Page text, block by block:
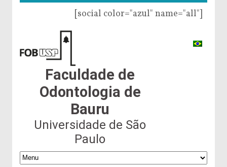
[social color="azul" name="all"]
Faculdade de
Odontologia de
Bauru
Universidade de São
Paulo